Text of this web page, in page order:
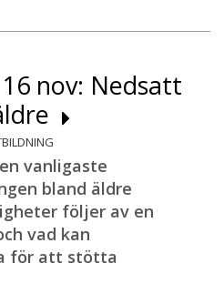
nov: Nedsatt
vanligaste
bland äldre
följer av en
vad kan
för att stötta